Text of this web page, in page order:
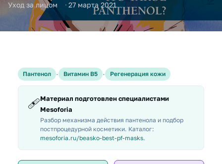
Уход за лицом 27 марта 2021
Пантенол · Витамин В5 · Регенерация кожи
🩹Материал подготовлен специалистами
Mesoforia
Разбор механизма действия пантенола и подбор
постпроцедурной косметики. Каталог:
mesoforia.ru/beasko-best-pf-masks.